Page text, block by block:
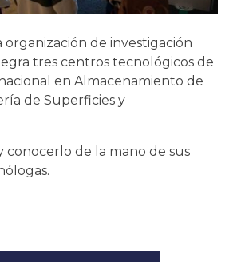
organización de investigación
tres centros tecnológicos de
en Almacenamiento de
de Superficies y
conocerlo de la mano de sus